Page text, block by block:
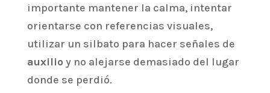
importante mantener la calma, intentar
orientarse con referencias visuales,
utilizar un silbato para hacer señales de
auxilio y no alejarse demasiado del lugar
donde se perdió.